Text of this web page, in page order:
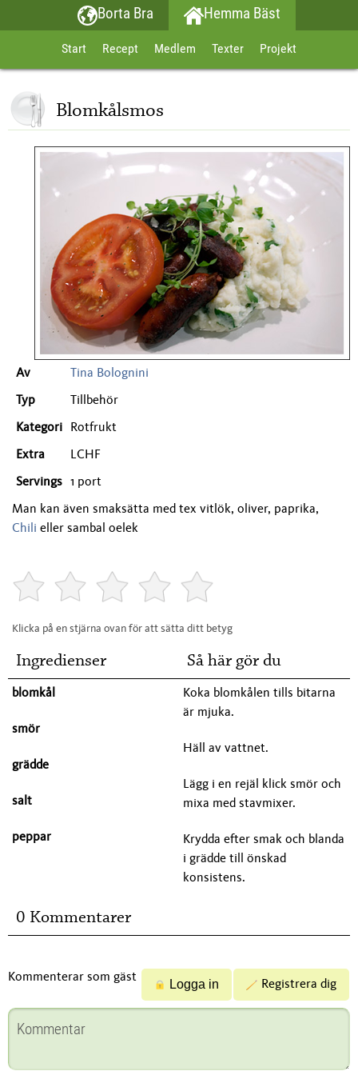
Borta Bra Hemma Bäst
Start Recept Medlem Texter Projekt
Blomkålsmos
Av Tina Bolognini
Typ Tillbehör
Kategori Rotfrukt
Extra LCHF
Servings 1 port
Man kan även smaksätta med tex vitlök, oliver, paprika,
Chili eller sambal oelek
Klicka på en stjärna ovan för att sätta ditt betyg
Ingredienser
blomkål
smör
grädde
salt
peppar
Så här gör du
Koka blomkålen tills bitarna
är mjuka.
Häll av vattnet.
Lägg i en rejäl klick smör och
mixa med stavmixer.
Krydda efter smak och blanda
i grädde till önskad
konsistens.
0 Kommentarer
Logga in Registrera dig
Kommenterar som gäst